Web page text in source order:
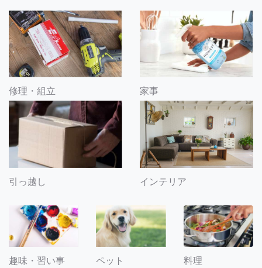
修理・組立 家事
引っ越し インテリア
趣味・習い事 ペット 料理